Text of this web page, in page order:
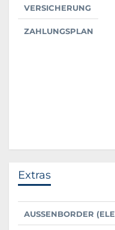
VERSICHERUNG
ZAHLUNGSPLAN
Extras
AUSSENBORDER